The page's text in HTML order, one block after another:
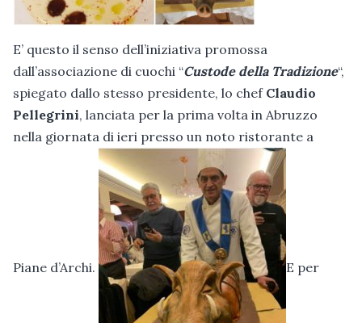
E’ questo il senso dell’iniziativa promossa
dall’associazione di cuochi “Custode della Tradizione“,
spiegato dallo stesso presidente, lo chef Claudio
Pellegrini, lanciata per la prima volta in Abruzzo
nella giornata di ieri presso un noto ristorante a
Piane d’Archi. E per